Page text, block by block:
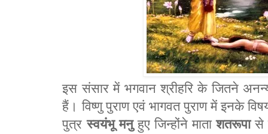
इस संसार में भगवान श्रीहरि के जितने
हैं। विष्णु पुराण एवं भागवत पुराण में इनके
पुत्रस्वयंभू मनुहुए जिन्होंने माताशतरूपासे